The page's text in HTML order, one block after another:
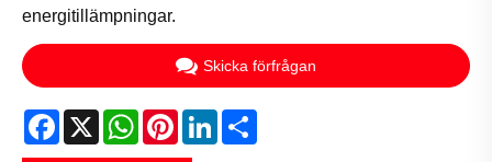
energitillämpningar.
Skicka förfrågan
Facebook
X WhatsApp
PinterestLinkedIn